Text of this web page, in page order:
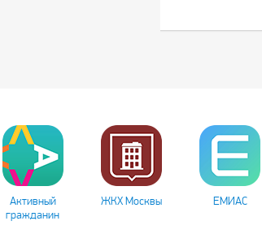
Активный
гражданин
ЖКХ Москвы ЕМИАС